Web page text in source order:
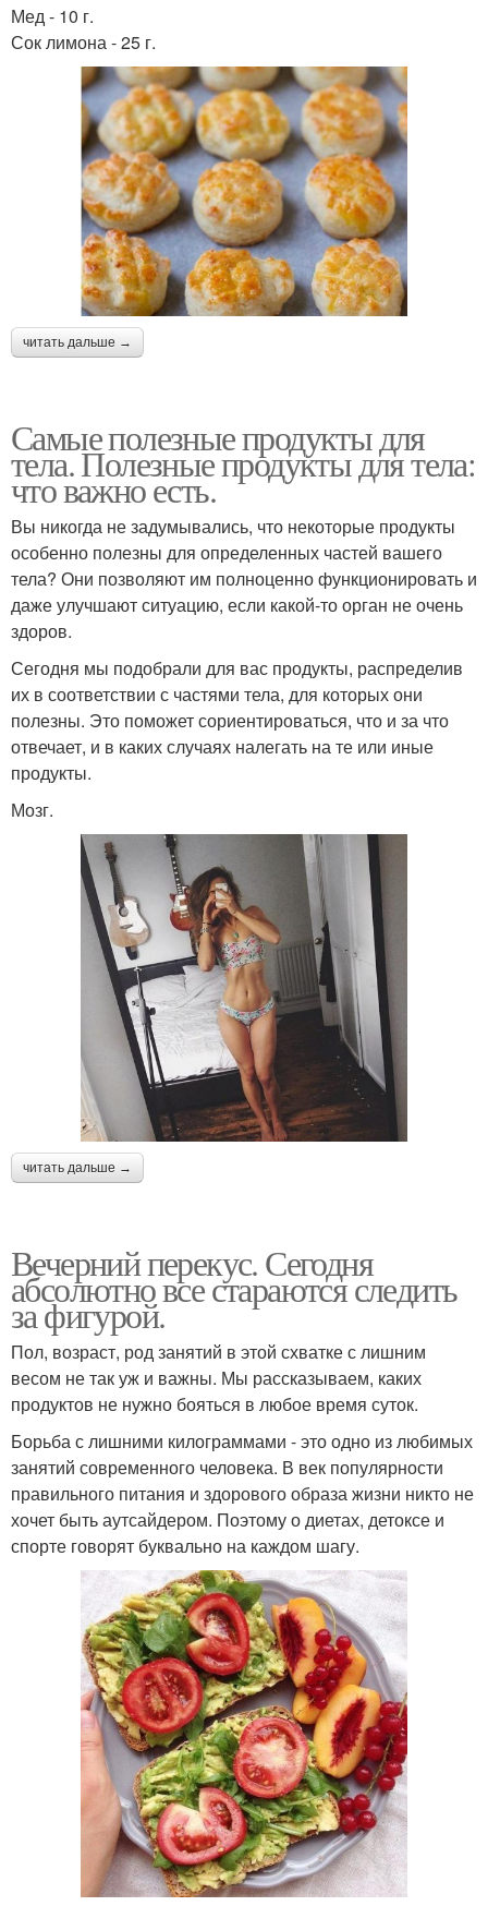
Мед - 10 г.
Сок лимона - 25 г.
читать дальше →
Самые полезные продукты для
тела. Полезные продукты для тела:
что важно есть.
Вы никогда не задумывались, что некоторые продукты
особенно полезны для определенных частей вашего
тела? Они позволяют им полноценно функционировать и
даже улучшают ситуацию, если какой-то орган не очень
здоров.
Сегодня мы подобрали для вас продукты, распределив
их в соответствии с частями тела, для которых они
полезны. Это поможет сориентироваться, что и за что
отвечает, и в каких случаях налегать на те или иные
продукты.
Мозг.
читать дальше →
Вечерний перекус. Сегодня
абсолютно все стараются следить
за фигурой.
Пол, возраст, род занятий в этой схватке с лишним
весом не так уж и важны. Мы рассказываем, каких
продуктов не нужно бояться в любое время суток.
Борьба с лишними килограммами - это одно из любимых
занятий современного человека. В век популярности
правильного питания и здорового образа жизни никто не
хочет быть аутсайдером. Поэтому о диетах, детоксе и
спорте говорят буквально на каждом шагу.